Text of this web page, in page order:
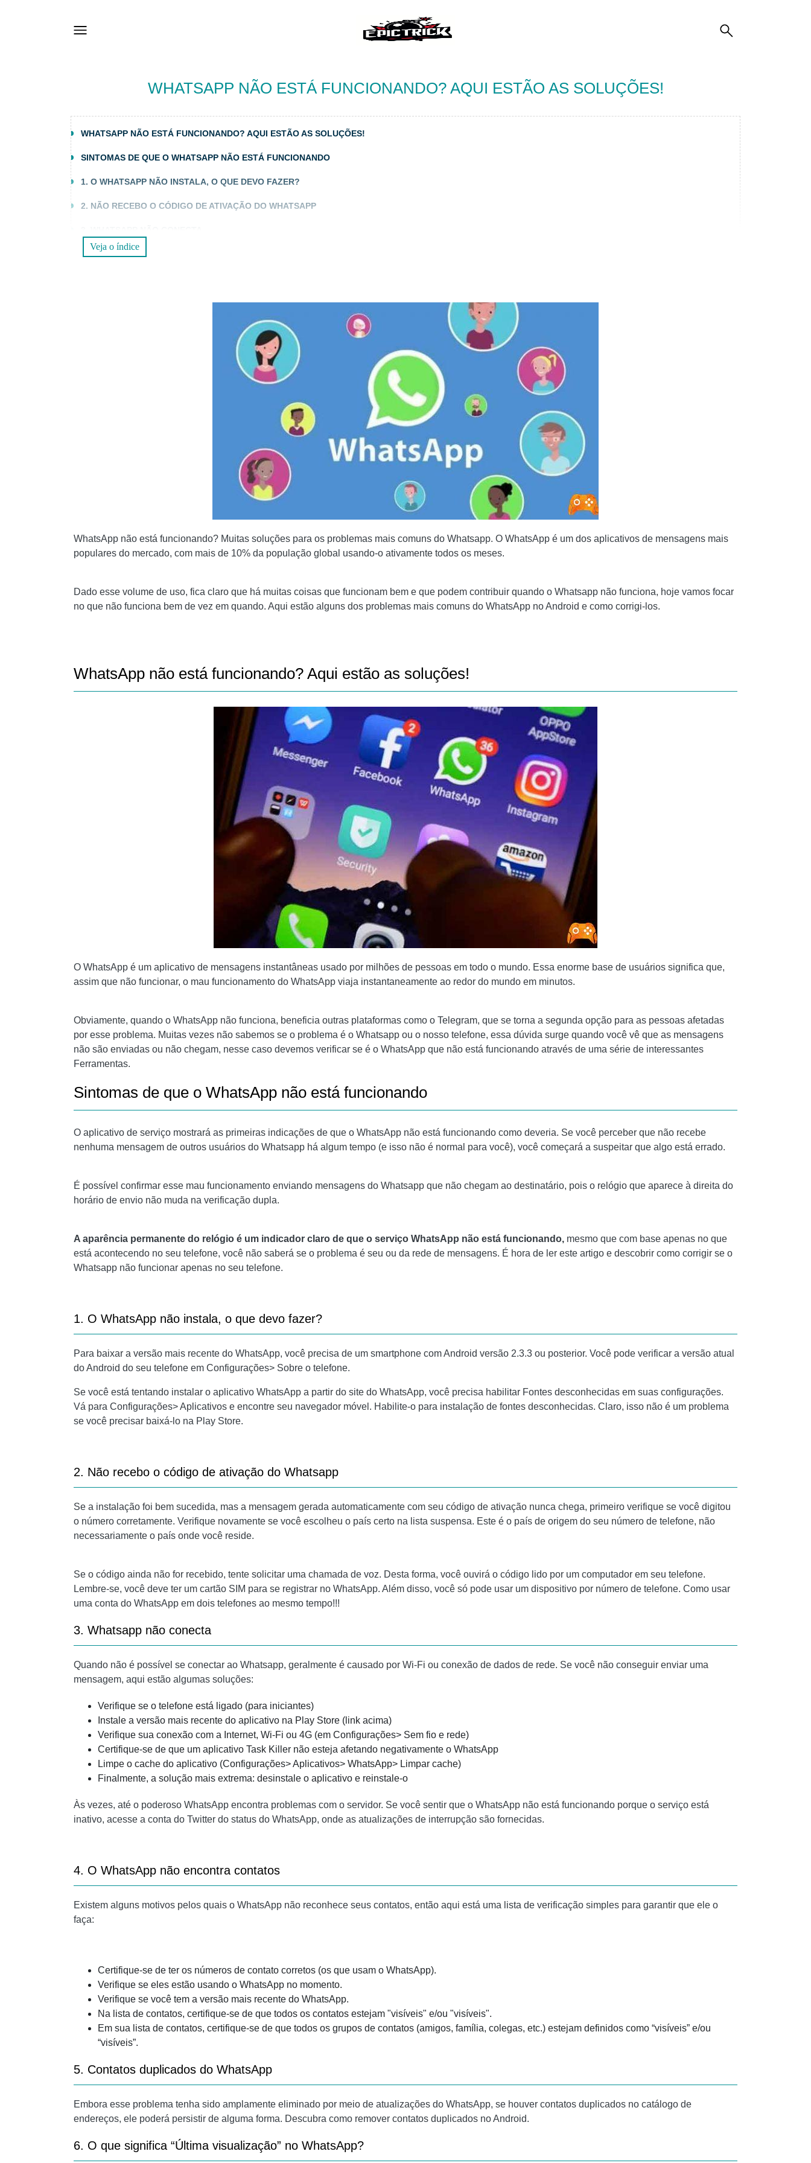
WHATSAPP NÃO ESTÁ FUNCIONANDO? AQUI ESTÃO AS SOLUÇÕES!
WHATSAPP NÃO ESTÁ FUNCIONANDO? AQUI ESTÃO AS SOLUÇÕES!
SINTOMAS DE QUE O WHATSAPP NÃO ESTÁ FUNCIONANDO
1. O WHATSAPP NÃO INSTALA, O QUE DEVO FAZER?
2. NÃO RECEBO O CÓDIGO DE ATIVAÇÃO DO WHATSAPP
4. O WHATSAPP NÃO ENCONTRA CONTATOS
6. O QUE SIGNIFICA “ÚLTIMA VISUALIZAÇÃO” NO WHATSAPP?
7. NÃO CONSIGO VER “ÚLTIMA CONEXÃO” NO WHATSAPP
8. O QUE SIGNIFICAM OS TIQUES AZUIS DO WHATSAPP?
11. O WHATSAPP NÃO ME DEIXA BAIXAR FOTOS E VÍDEOS
12. O WHATSAPP NÃO FUNCIONA NO MEU PAÍS
13. NÃO CONSIGO SALVAR FOTOS PARA ENVIAR PARA OUTRO CONTATO
14. O QUE DEVO FAZER SE MEU TELEFONE FOR PERDIDO OU ROUBADO?
15. NÃO ESTOU RECEBENDO MENSAGENS NO WHATSAPP
POR QUE AS MENSAGENS DO WHATSAPP NÃO ESTÃO CHEGANDO?
18. WHATSAPP NÃO ENVIA MENSAGENS
Veja o índice
WhatsApp não está funcionando? Muitas soluções para os problemas mais comuns do Whatsapp. O WhatsApp é um dos aplicativos de mensagens mais
populares do mercado, com mais de 10% da população global usando-o ativamente todos os meses.
Dado esse volume de uso, fica claro que há muitas coisas que funcionam bem e que podem contribuir quando o Whatsapp não funciona, hoje vamos focar
no que não funciona bem de vez em quando. Aqui estão alguns dos problemas mais comuns do WhatsApp no ​​​​Android e como corrigi-los.
WhatsApp não está funcionando? Aqui estão as soluções!
O WhatsApp é um aplicativo de mensagens instantâneas usado por milhões de pessoas em todo o mundo. Essa enorme base de usuários significa que,
assim que não funcionar, o mau funcionamento do WhatsApp viaja instantaneamente ao redor do mundo em minutos.
Obviamente, quando o WhatsApp não funciona, beneficia outras plataformas como o Telegram, que se torna a segunda opção para as pessoas afetadas
por esse problema. Muitas vezes não sabemos se o problema é o Whatsapp ou o nosso telefone, essa dúvida surge quando você vê que as mensagens
não são enviadas ou não chegam, nesse caso devemos verificar se é o WhatsApp que não está funcionando através de uma série de interessantes
Ferramentas.
Sintomas de que o WhatsApp não está funcionando
O aplicativo de serviço mostrará as primeiras indicações de que o WhatsApp não está funcionando como deveria. Se você perceber que não recebe
nenhuma mensagem de outros usuários do Whatsapp há algum tempo (e isso não é normal para você), você começará a suspeitar que algo está errado.
É possível confirmar esse mau funcionamento enviando mensagens do Whatsapp que não chegam ao destinatário, pois o relógio que aparece à direita do
horário de envio não muda na verificação dupla.
A aparência permanente do relógio é um indicador claro de que o serviço WhatsApp não está funcionando, mesmo que com base apenas no que
está acontecendo no seu telefone, você não saberá se o problema é seu ou da rede de mensagens. É hora de ler este artigo e descobrir como corrigir se o
Whatsapp não funcionar apenas no seu telefone.
1. O WhatsApp não instala, o que devo fazer?
Para baixar a versão mais recente do WhatsApp, você precisa de um smartphone com Android versão 2.3.3 ou posterior. Você pode verificar a versão atual
do Android do seu telefone em Configurações> Sobre o telefone.
Se você está tentando instalar o aplicativo WhatsApp a partir do site do WhatsApp, você precisa habilitar Fontes desconhecidas em suas configurações.
Vá para Configurações> Aplicativos e encontre seu navegador móvel. Habilite-o para instalação de fontes desconhecidas. Claro, isso não é um problema
se você precisar baixá-lo na Play Store.
2. Não recebo o código de ativação do Whatsapp
Se a instalação foi bem sucedida, mas a mensagem gerada automaticamente com seu código de ativação nunca chega, primeiro verifique se você digitou
o número corretamente. Verifique novamente se você escolheu o país certo na lista suspensa. Este é o país de origem do seu número de telefone, não
necessariamente o país onde você reside.
Se o código ainda não for recebido, tente solicitar uma chamada de voz. Desta forma, você ouvirá o código lido por um computador em seu telefone.
Lembre-se, você deve ter um cartão SIM para se registrar no WhatsApp. Além disso, você só pode usar um dispositivo por número de telefone. Como usar
uma conta do WhatsApp em dois telefones ao mesmo tempo!!!
3. Whatsapp não conecta
Quando não é possível se conectar ao Whatsapp, geralmente é causado por Wi-Fi ou conexão de dados de rede. Se você não conseguir enviar uma
mensagem, aqui estão algumas soluções:
Verifique se o telefone está ligado (para iniciantes)
Instale a versão mais recente do aplicativo na Play Store (link acima)
Verifique sua conexão com a Internet, Wi-Fi ou 4G (em Configurações> Sem fio e rede)
Certifique-se de que um aplicativo Task Killer não esteja afetando negativamente o WhatsApp
Limpe o cache do aplicativo (Configurações> Aplicativos> WhatsApp> Limpar cache)
Finalmente, a solução mais extrema: desinstale o aplicativo e reinstale-o
Às vezes, até o poderoso WhatsApp encontra problemas com o servidor. Se você sentir que o WhatsApp não está funcionando porque o serviço está
inativo, acesse a conta do Twitter do status do WhatsApp, onde as atualizações de interrupção são fornecidas.
4. O WhatsApp não encontra contatos
Existem alguns motivos pelos quais o WhatsApp não reconhece seus contatos, então aqui está uma lista de verificação simples para garantir que ele o
faça:
Certifique-se de ter os números de contato corretos (os que usam o WhatsApp).
Verifique se eles estão usando o WhatsApp no ​​momento.
Verifique se você tem a versão mais recente do WhatsApp.
Na lista de contatos, certifique-se de que todos os contatos estejam "visíveis" e/ou "visíveis".
Em sua lista de contatos, certifique-se de que todos os grupos de contatos (amigos, família, colegas, etc.) estejam definidos como “visíveis” e/ou
“visíveis”.
5. Contatos duplicados do WhatsApp
Embora esse problema tenha sido amplamente eliminado por meio de atualizações do WhatsApp, se houver contatos duplicados no catálogo de
endereços, ele poderá persistir de alguma forma. Descubra como remover contatos duplicados no Android.
6. O que significa “Última visualização” no WhatsApp?